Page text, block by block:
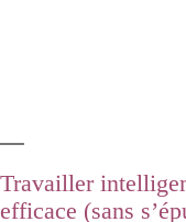
Travailler
efficace (sans